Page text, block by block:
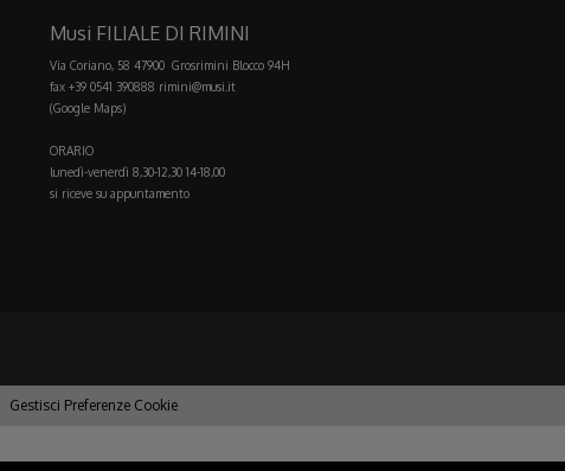
Musi FILIALE DI RIMINI
Via Coriano, 58 47900 Grosrimini Blocco 94H
fax +39 0541 390888 rimini@musi.it
(Google Maps)
ORARIO
lunedì-venerdì 8,30-12,30 14-18,00
si riceve su appuntamento
Gestisci Preferenze Cookie